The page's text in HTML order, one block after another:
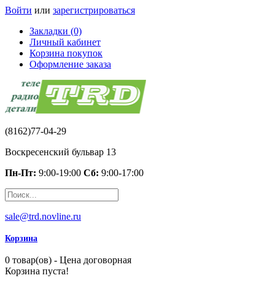
Войти или зарегистрироваться
Закладки (0)
Личный кабинет
Корзина покупок
Оформление заказа
(8162)77-04-29
Воскресенский бульвар 13
Пн-Пт: 9:00-19:00 Сб: 9:00-17:00
sale@trd.novline.ru
Корзина
0 товар(ов) - Цена договорная
Корзина пуста!